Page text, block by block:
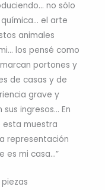
no sólo
el arte
animales
los pensé como
portones y
de casas y de
grave y
ingresos… En
esta muestra
representación
es mi casa…”